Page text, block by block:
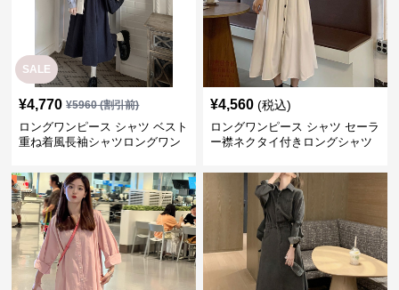
SALE
¥4,770 ¥5960(割引前)
ロングワンピース シャツ ベスト
重ね着風長袖シャツロングワン
¥4,560 (税込)
ロングワンピース シャツ セーラ
ー襟ネクタイ付きロングシャツ